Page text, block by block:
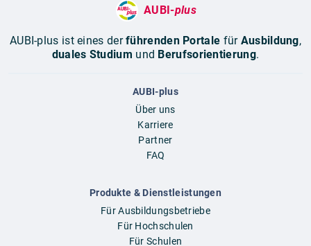
AUBI-plus
AUBI-plus ist eines derführenden Portale für Ausbildung,
duales Studium und Berufsorientierung.
AUBI-plus
Über uns
Karriere
Partner
FAQ
Produkte & Dienstleistungen
Für Ausbildungsbetriebe
Für Hochschulen
Für Schulen